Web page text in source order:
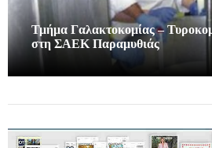
Τμήμα Γαλακτοκομίας –
στη ΣΑΕΚ Παραμυθιάς